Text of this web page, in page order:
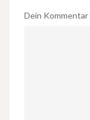
Dein Kommentar